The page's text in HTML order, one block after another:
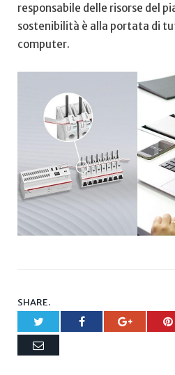
responsabile delle risorse del
sostenibilità è alla portata di
computer.
SHARE.
Twitter Facebook Google+
Email